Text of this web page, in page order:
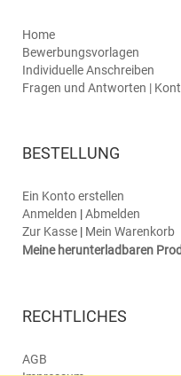
Home
Bewerbungsvorlagen
Individuelle Anschreiben
Fragen und Antworten |
BESTELLUNG
Ein Konto erstellen
Anmelden |Abmelden
Zur Kasse | Mein Warenkorb
Meine herunterladbaren
RECHTLICHES
AGB